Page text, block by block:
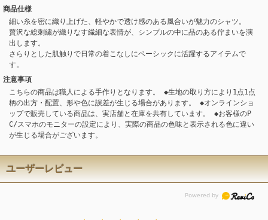
商品仕様
細い糸を密に織り上げた、軽やかで透け感のある風合いが魅力のシャツ。
贅沢な総刺繍が織りなす繊細な表情が、シンプルの中に品のある佇まいを演
出します。
さらりとした肌触りで日常の着こなしにベーシックに活躍するアイテムで
す。
注意事項
こちらの商品は職人による手作りとなります。 ◆生地の取り方により1点1点
柄の出方・配置、形や色に誤差が生じる場合があります。 ◆オンラインショ
ップで販売している商品は、実店舗と在庫を共有しています。 ◆お客様のP
C/スマホのモニターの設定により、実際の商品の色味と表示される色に違い
が生じる場合がございます。
ユーザーレビュー